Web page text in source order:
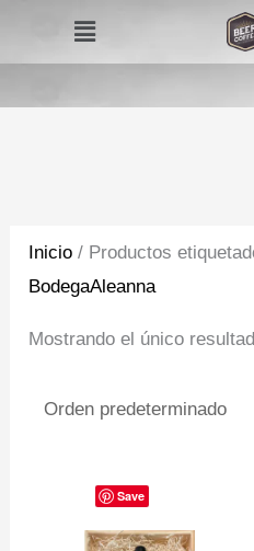
Menú
Inicio / Productos
BodegaAleanna
Mostrando el único
Save